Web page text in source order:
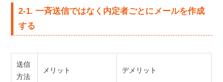
2-1. 一斉送信ではなく内定者ごとにメールを作成
する
送信
方法
メリット デメリット